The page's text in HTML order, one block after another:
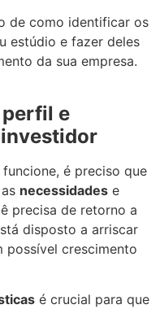
de como identificar os
estúdio e fazer deles
da sua empresa.
e
é preciso que
necessidades e
precisa de retorno a
disposto a arriscar
possível crescimento
é crucial para que